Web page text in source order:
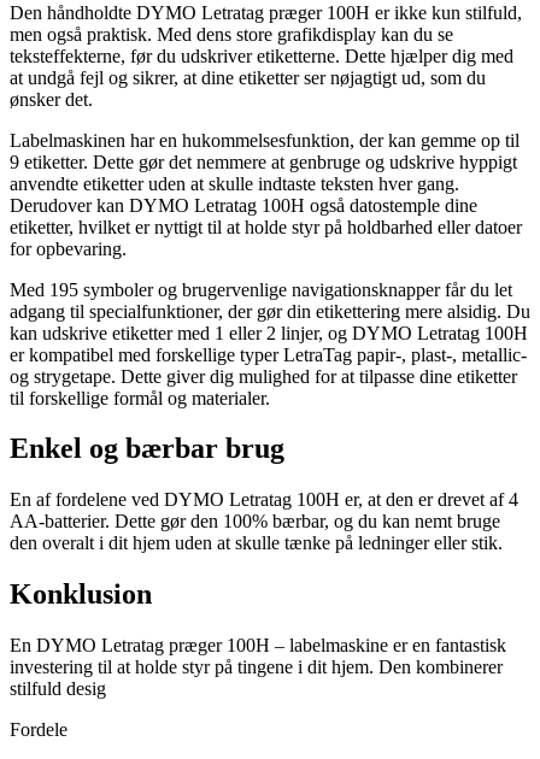
Den håndholdte DYMO Letratag præger 100H er ikke kun stilfuld,
men også praktisk. Med dens store grafikdisplay kan du se
teksteffekterne, før du udskriver etiketterne. Dette hjælper dig med
at undgå fejl og sikrer, at dine etiketter ser nøjagtigt ud, som du
ønsker det.
Labelmaskinen har en hukommelsesfunktion, der kan gemme op til
9 etiketter. Dette gør det nemmere at genbruge og udskrive hyppigt
anvendte etiketter uden at skulle indtaste teksten hver gang.
Derudover kan DYMO Letratag 100H også datostemple dine
etiketter, hvilket er nyttigt til at holde styr på holdbarhed eller datoer
for opbevaring.
Med 195 symboler og brugervenlige navigationsknapper får du let
adgang til specialfunktioner, der gør din etikettering mere alsidig. Du
kan udskrive etiketter med 1 eller 2 linjer, og DYMO Letratag 100H
er kompatibel med forskellige typer LetraTag papir-, plast-, metallic-
og strygetape. Dette giver dig mulighed for at tilpasse dine etiketter
til forskellige formål og materialer.
Enkel og bærbar brug
En af fordelene ved DYMO Letratag 100H er, at den er drevet af 4
AA-batterier. Dette gør den 100% bærbar, og du kan nemt bruge
den overalt i dit hjem uden at skulle tænke på ledninger eller stik.
Konklusion
En DYMO Letratag præger 100H – labelmaskine er en fantastisk
investering til at holde styr på tingene i dit hjem. Den kombinerer
stilfuld desig
Fordele